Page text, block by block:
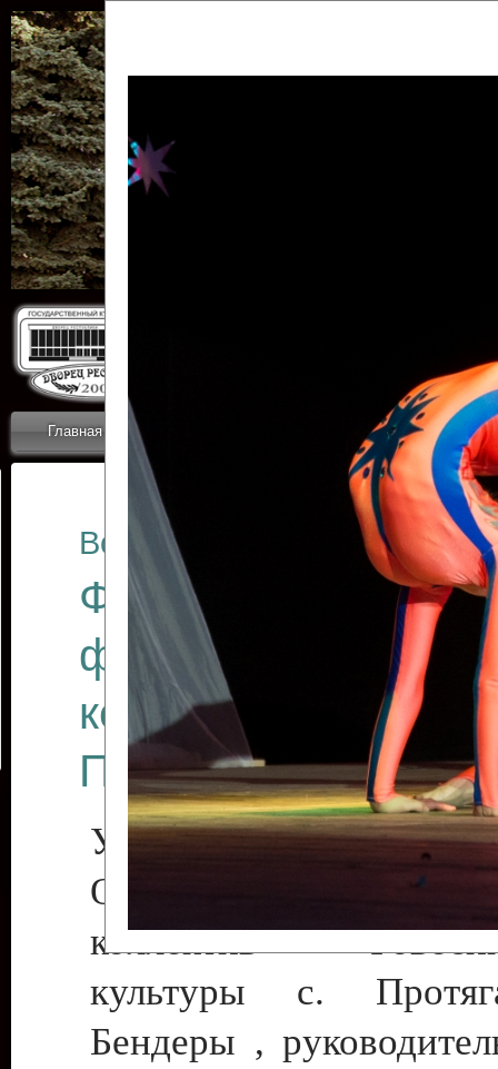
Главная Новости
ОТЧЕТЫ ГКЦ
Все отчеты
Финал
фестиваля
коллективов
Приднестровского
Участники фестиваля:
Образцовый
коллектив
культуры с.
Бендеры ,